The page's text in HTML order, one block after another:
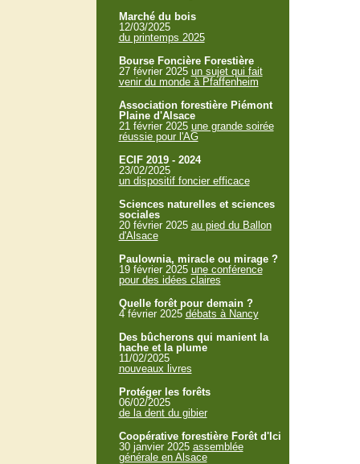
Marché du bois
12/03/2025
du printemps 2025
Bourse Foncière Forestière
27 février 2025 un sujet qui fait
venir du monde à Pfaffenheim
Association forestière Piémont
Plaine d'Alsace
21 février 2025 une grande soirée
réussie pour l'AG
ECIF 2019 - 2024
23/02/2025
un dispositif foncier efficace
Sciences naturelles et sciences
sociales
20 février 2025 au pied du Ballon
d'Alsace
Paulownia, miracle ou mirage ?
19 février 2025 une conférence
pour des idées claires
Quelle forêt pour demain ?
4 février 2025 débats à Nancy
Des bûcherons qui manient la
hache et la plume
11/02/2025
nouveaux livres
Protéger les forêts
06/02/2025
de la dent du gibier
Coopérative forestière Forêt d'Ici
30 janvier 2025 assemblée
générale en Alsace